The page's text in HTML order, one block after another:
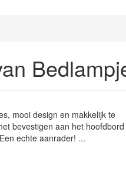
mooi design en makkelijk te
bevestigen aan het
echte aanrader! ...